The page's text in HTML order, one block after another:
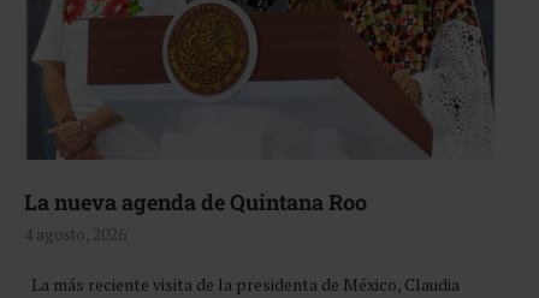
La nueva agenda de Quintana Roo
4 agosto, 2026
La más reciente visita de la presidenta de México, Claudia